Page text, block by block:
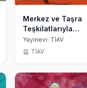
Merkez ve Taşra
Teşkilatlarıyla
Dahiliye Nezareti
1836 - 1922
Yayınevi: TİAV
TİAV